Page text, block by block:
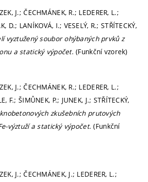
J.; ČECHMÁNEK, R.; LEDERER, L.;
D.; LANÍKOVÁ, I.; VESELÝ, R.; STŘÍTECKÝ,
vyztužený soubor ohýbaných prvků z
a statický výpočet. (Funkční vzorek)
J.; ČECHMÁNEK, R.; LEDERER, L.;
F.; ŠIMŮNEK, P.; JUNEK, J.; STŘÍTECKÝ,
zkušebních prutových
výztuží a statický výpočet. (Funkční
J.; ČECHMÁNEK, J.; LEDERER, L.;